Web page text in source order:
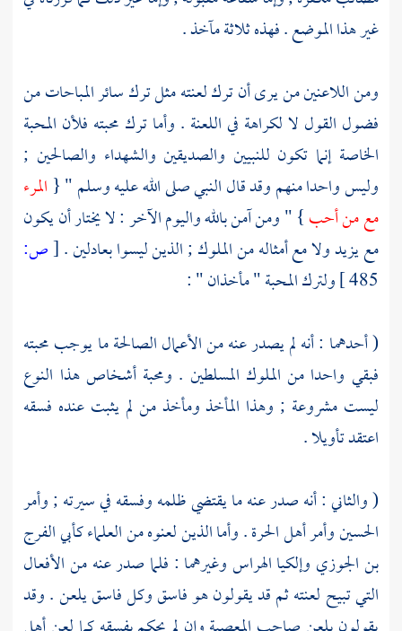
غير هذا الموضع . فهذه ثلاثة مآخذ .
ومن اللاعنين من يرى أن ترك لعنته مثل ترك سائر المباحات من
فضول القول لا لكراهة في اللعنة . وأما ترك محبته فلأن المحبة
الخاصة إنما تكون للنبيين والصديقين والشهداء والصالحين ;
وليس واحدا منهم وقد قال النبي صلى الله عليه وسلم " { المرء
مع من أحب} " ومن آمن بالله واليوم الآخر : لا يختار أن يكون
معيزيدولا مع أمثاله من الملوك ; الذين ليسوا بعادلين .[ص:
485 ] ولترك المحبة " مأخذان " :
( أحدهما : أنه لم يصدر عنه من الأعمال الصالحة ما يوجب محبته
فبقي واحدا من الملوك المسلطين . ومحبة أشخاص هذا النوع
ليست مشروعة ; وهذا المأخذ ومأخذ من لم يثبت عنده فسقه
اعتقد تأويلا .
( والثاني : أنه صدر عنه ما يقتضي ظلمه وفسقه في سيرته ; وأمر
الحسينوأمرأهل الحرة. وأما الذين لعنوه من العلماءكأبي الفرج
بن الجوزي وإلكيا الهراسوغيرهما : فلما صدر عنه من الأفعال
التي تبيح لعنته ثم قد يقولون هو فاسق وكل فاسق يلعن . وقد